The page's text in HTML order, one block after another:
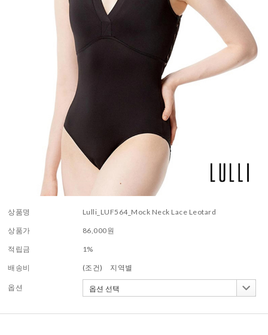
상품명 Lulli_LUF564_Mock Neck Lace Leotard
상품가 86,000원
적립금 1%
배송비 (조건) 지역별
옵션